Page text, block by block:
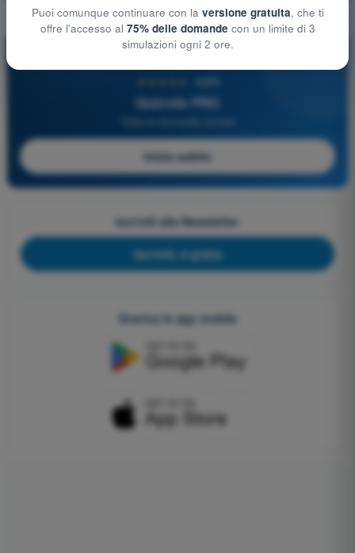
Quizvds PRO
Inizia subito
Iscriviti alla Newsletter
Iscriviti, è gratis
Scarica le app mobile
Puoi comunque continuare con la versione gratuita, che ti
offre l'accesso al 75% delle domande con un limite di 3
simulazioni ogni 2 ore.